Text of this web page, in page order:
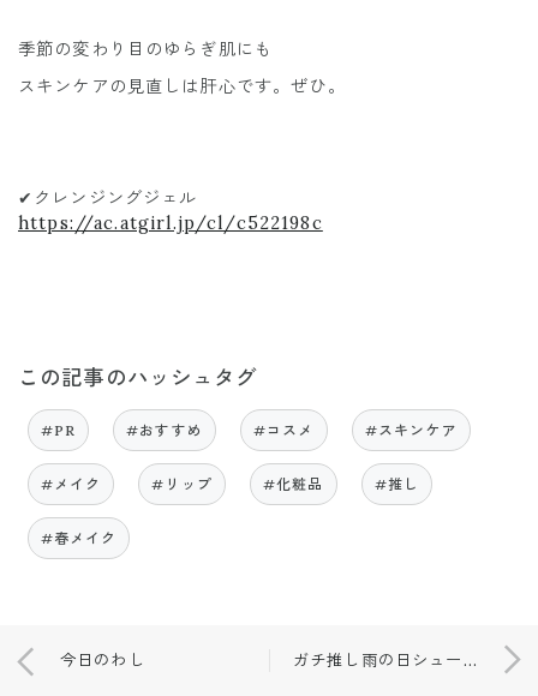
季節の変わり目のゆらぎ肌にも
スキンケアの見直しは肝心です。ぜひ。
✔︎クレンジングジェル
https://ac.atgirl.jp/cl/c522198c
この記事のハッシュタグ
#PR #おすすめ #コスメ #スキンケア
#メイク #リップ #化粧品 #推し
#春メイク
今日のわし ガチ推し雨の日シューズ🩰❤️